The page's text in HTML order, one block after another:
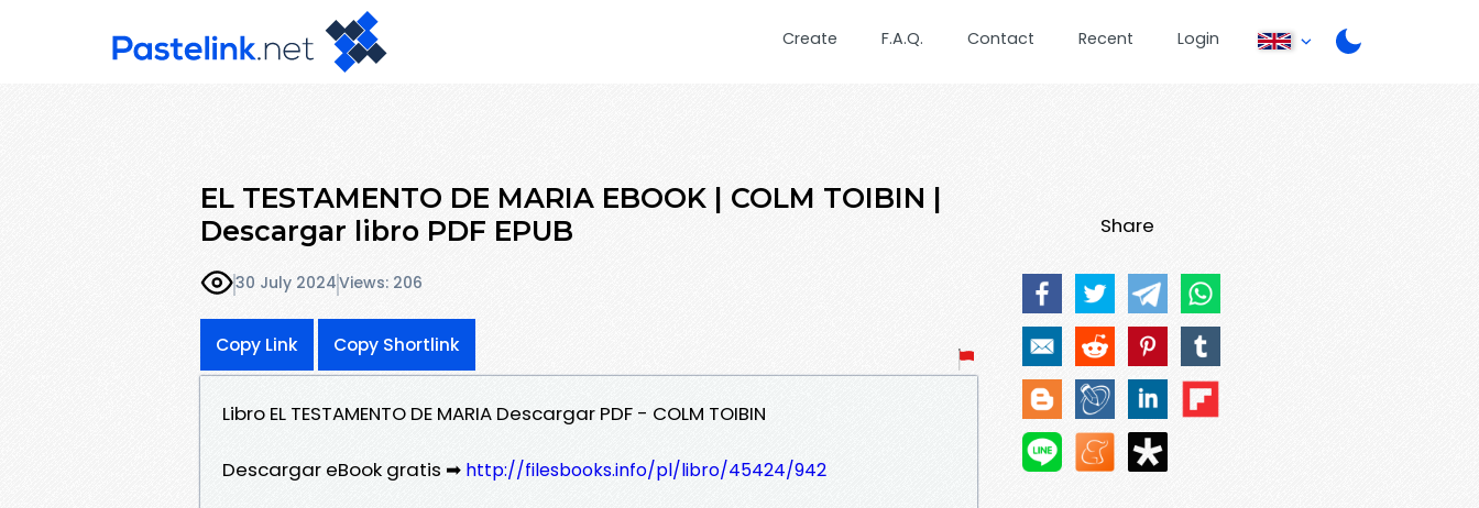
Create F.A.Q. Contact Recent Login
EL TESTAMENTO DE MARIA EBOOK | COLM TOIBIN |
Descargar libro PDF EPUB
30 July 2024Views: 206
Copy Link Copy Shortlink
Libro EL TESTAMENTO DE MARIA Descargar PDF - COLM TOIBIN
Descargar eBook gratis ➡ http://filesbooks.info/pl/libro/45424/942
Share